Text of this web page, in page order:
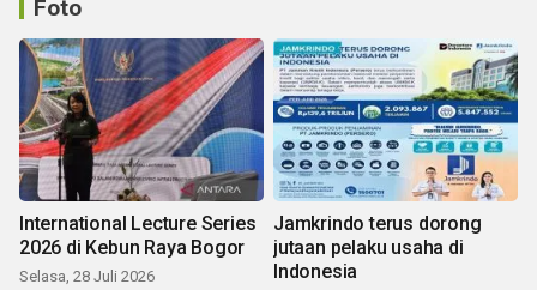
Foto
International Lecture Series
2026 di Kebun Raya Bogor
Selasa, 28 Juli 2026
Jamkrindo terus dorong
jutaan pelaku usaha di
Indonesia